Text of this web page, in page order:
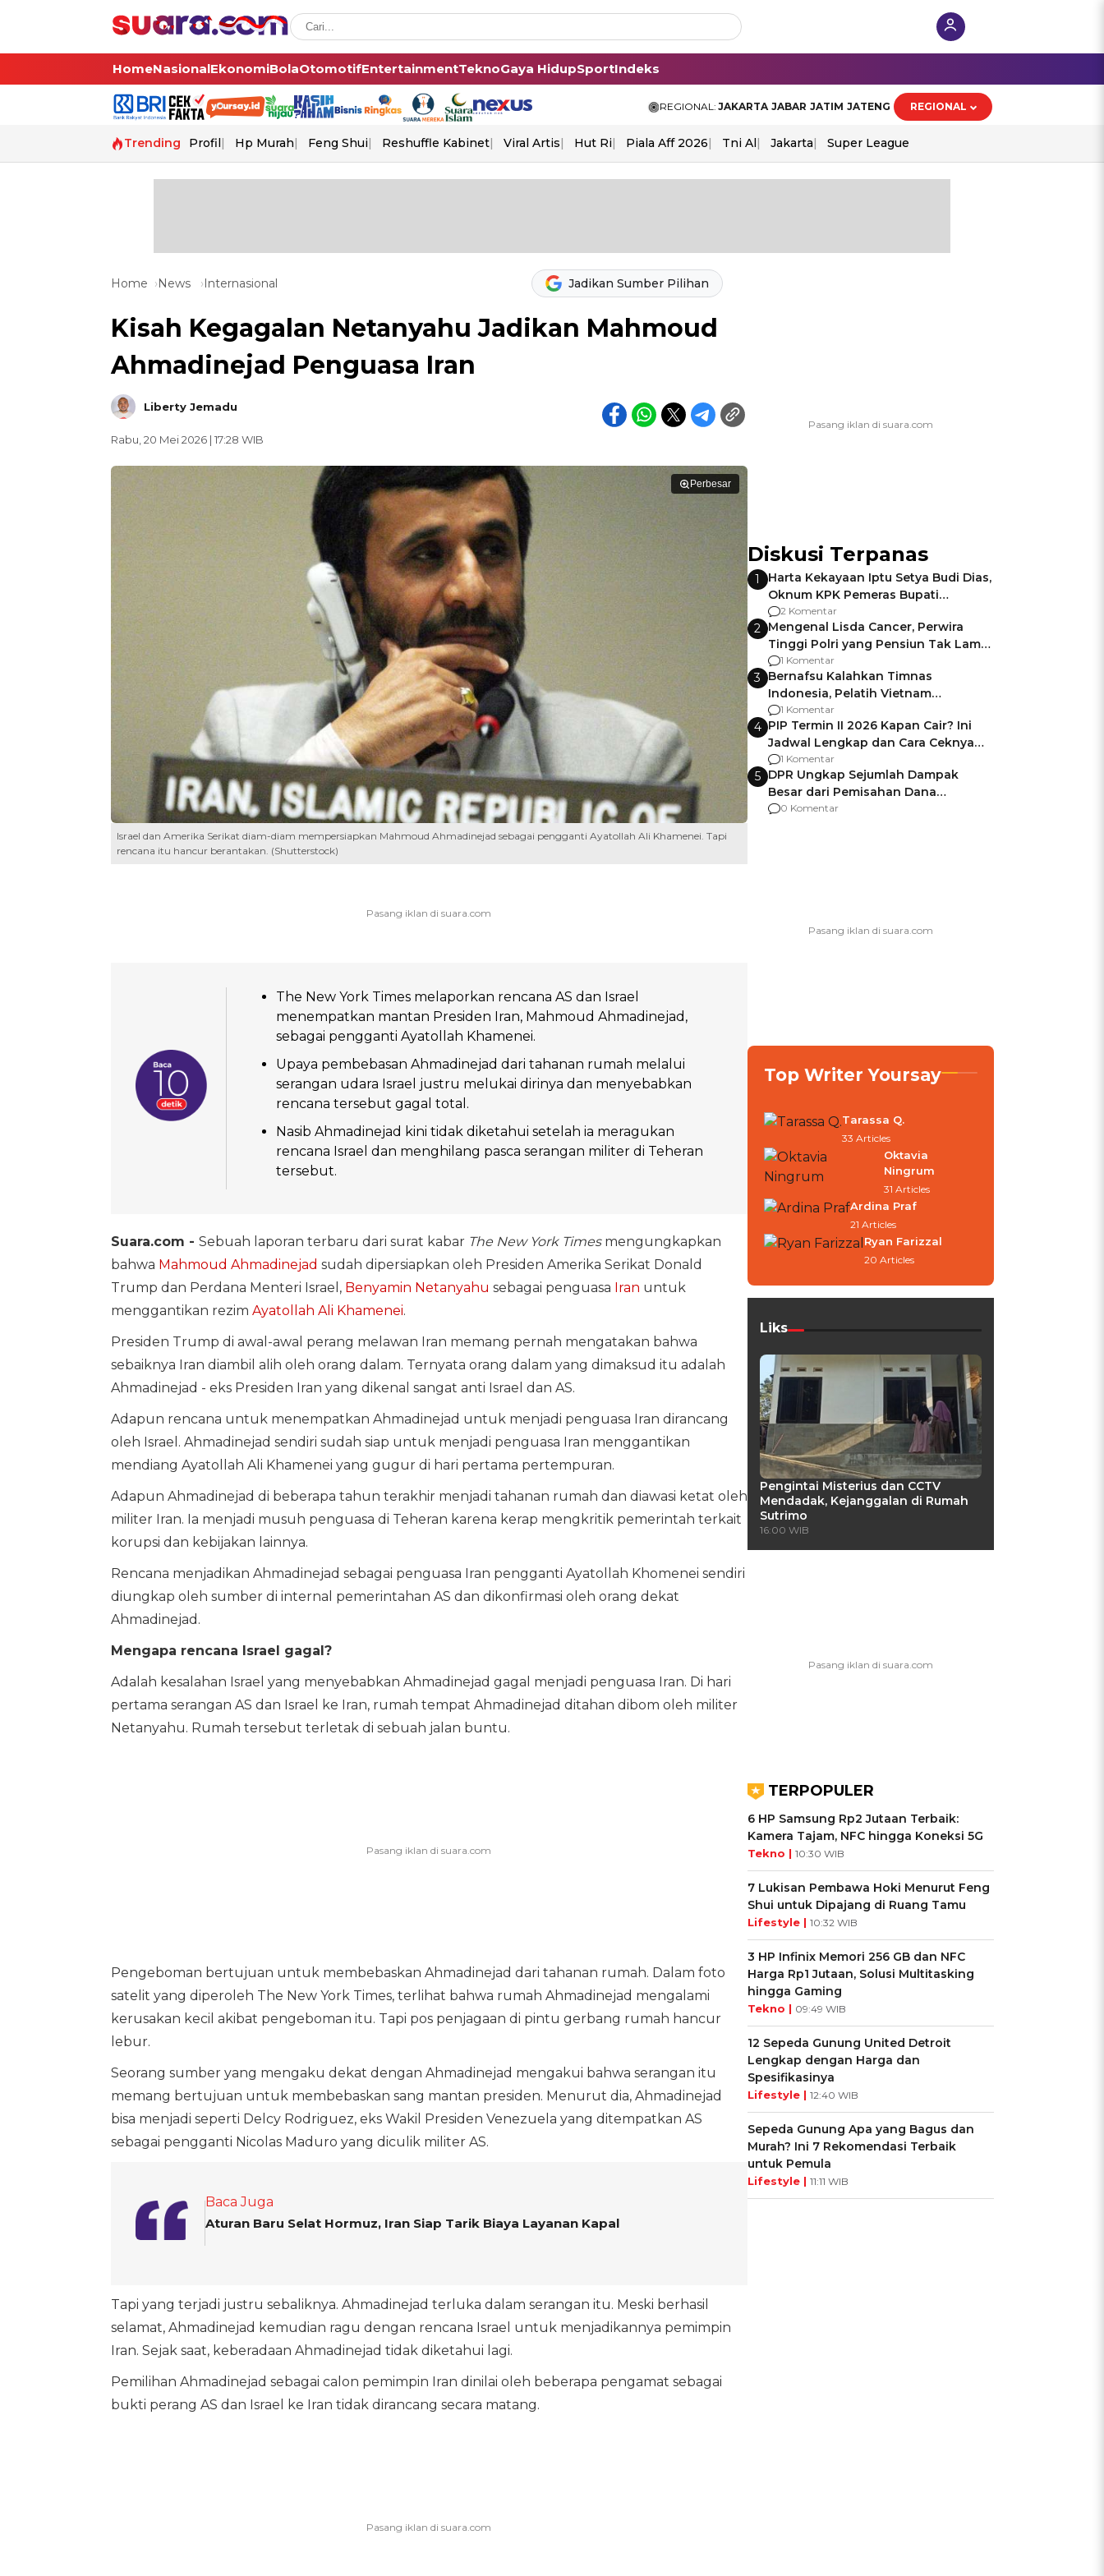
HomeNasionalEkonomiBolaOtomotifEntertainmentTeknoGaya HidupSportIndeks
REGIONAL: JAKARTA JABAR JATIM JATENG REGIONAL
Trending Profil Hp Murah Feng Shui Reshuffle Kabinet Viral Artis Hut Ri Piala Aff 2026 Tni Al Jakarta Super League
Home News Internasional Jadikan Sumber Pilihan
Kisah Kegagalan Netanyahu Jadikan Mahmoud
Ahmadinejad Penguasa Iran
Liberty Jemadu
Rabu, 20 Mei 2026 | 17:28 WIB
Perbesar
Israel dan Amerika Serikat diam-diam mempersiapkan Mahmoud Ahmadinejad sebagai pengganti Ayatollah Ali Khamenei. Tapi
rencana itu hancur berantakan. (Shutterstock)
The New York Times melaporkan rencana AS dan Israel
menempatkan mantan Presiden Iran, Mahmoud Ahmadinejad,
sebagai pengganti Ayatollah Khamenei.
Upaya pembebasan Ahmadinejad dari tahanan rumah melalui
serangan udara Israel justru melukai dirinya dan menyebabkan
rencana tersebut gagal total.
Nasib Ahmadinejad kini tidak diketahui setelah ia meragukan
rencana Israel dan menghilang pasca serangan militer di Teheran
tersebut.
Suara.com - Sebuah laporan terbaru dari surat kabar The New York Timesmengungkapkan
bahwa Mahmoud Ahmadinejad sudah dipersiapkan oleh Presiden Amerika Serikat Donald
Trump dan Perdana Menteri Israel, Benyamin Netanyahu sebagai penguasa Iran untuk
menggantikan rezim Ayatollah Ali Khamenei.
Presiden Trump di awal-awal perang melawan Iran memang pernah mengatakan bahwa
sebaiknya Iran diambil alih oleh orang dalam. Ternyata orang dalam yang dimaksud itu adalah
Ahmadinejad - eks Presiden Iran yang dikenal sangat anti Israel dan AS.
Adapun rencana untuk menempatkan Ahmadinejad untuk menjadi penguasa Iran dirancang
oleh Israel. Ahmadinejad sendiri sudah siap untuk menjadi penguasa Iran menggantikan
mendiang Ayatollah Ali Khamenei yang gugur di hari pertama pertempuran.
Adapun Ahmadinejad di beberapa tahun terakhir menjadi tahanan rumah dan diawasi ketat oleh
militer Iran. Ia menjadi musuh penguasa di Teheran karena kerap mengkritik pemerintah terkait
korupsi dan kebijakan lainnya.
Rencana menjadikan Ahmadinejad sebagai penguasa Iran pengganti Ayatollah Khomenei sendiri
diungkap oleh sumber di internal pemerintahan AS dan dikonfirmasi oleh orang dekat
Ahmadinejad.
Mengapa rencana Israel gagal?
Adalah kesalahan Israel yang menyebabkan Ahmadinejad gagal menjadi penguasa Iran. Di hari
pertama serangan AS dan Israel ke Iran, rumah tempat Ahmadinejad ditahan dibom oleh militer
Netanyahu. Rumah tersebut terletak di sebuah jalan buntu.
Pengeboman bertujuan untuk membebaskan Ahmadinejad dari tahanan rumah. Dalam foto
satelit yang diperoleh The New York Times, terlihat bahwa rumah Ahmadinejad mengalami
kerusakan kecil akibat pengeboman itu. Tapi pos penjagaan di pintu gerbang rumah hancur
lebur.
Seorang sumber yang mengaku dekat dengan Ahmadinejad mengakui bahwa serangan itu
memang bertujuan untuk membebaskan sang mantan presiden. Menurut dia, Ahmadinejad
bisa menjadi seperti Delcy Rodriguez, eks Wakil Presiden Venezuela yang ditempatkan AS
sebagai pengganti Nicolas Maduro yang diculik militer AS.
Baca Juga
Aturan Baru Selat Hormuz, Iran Siap Tarik Biaya Layanan Kapal
Tapi yang terjadi justru sebaliknya. Ahmadinejad terluka dalam serangan itu. Meski berhasil
selamat, Ahmadinejad kemudian ragu dengan rencana Israel untuk menjadikannya pemimpin
Iran. Sejak saat, keberadaan Ahmadinejad tidak diketahui lagi.
Pemilihan Ahmadinejad sebagai calon pemimpin Iran dinilai oleh beberapa pengamat sebagai
bukti perang AS dan Israel ke Iran tidak dirancang secara matang.
Diskusi Terpanas
1
Harta Kekayaan Iptu Setya Budi Dias,
Oknum KPK Pemeras Bupati
Pemalang
2 Komentar
2 Mengenal Lisda Cancer, Perwira
Tinggi Polri yang Pensiun Tak Lama
Usai Jadi Brigjen
1 Komentar
3 Bernafsu Kalahkan Timnas
Indonesia, Pelatih Vietnam
Berencana Pakai Jimat di Pakansari
1 Komentar
4 PIP Termin II 2026 Kapan Cair? Ini
Jadwal Lengkap dan Cara Ceknya
agar Dana Tidak Hangus!
1 Komentar
5 DPR Ungkap Sejumlah Dampak
Besar dari Pemisahan Dana
Pendidikan dari Program MBG
0 Komentar
Top Writer Yoursay
Tarassa Q.
33 Articles
Oktavia
Ningrum
31 Articles
Ardina Praf
21 Articles
Ryan Farizzal
20 Articles
Liks
Pengintai Misterius dan CCTV
Mendadak, Kejanggalan di Rumah
Sutrimo
16:00 WIB
TERPOPULER
6 HP Samsung Rp2 Jutaan Terbaik:
Kamera Tajam, NFC hingga Koneksi 5G
Tekno | 10:30 WIB
7 Lukisan Pembawa Hoki Menurut Feng
Shui untuk Dipajang di Ruang Tamu
Lifestyle | 10:32 WIB
3 HP Infinix Memori 256 GB dan NFC
Harga Rp1 Jutaan, Solusi Multitasking
hingga Gaming
Tekno | 09:49 WIB
12 Sepeda Gunung United Detroit
Lengkap dengan Harga dan
Spesifikasinya
Lifestyle | 12:40 WIB
Sepeda Gunung Apa yang Bagus dan
Murah? Ini 7 Rekomendasi Terbaik
untuk Pemula
Lifestyle | 11:11 WIB